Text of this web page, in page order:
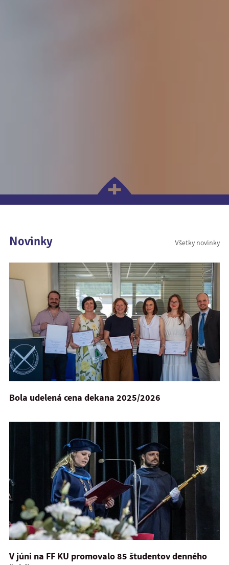
Novinky Všetky novinky
Bola udelená cena dekana 2025/2026
V júni na FF KU promovalo 85 študentov denného